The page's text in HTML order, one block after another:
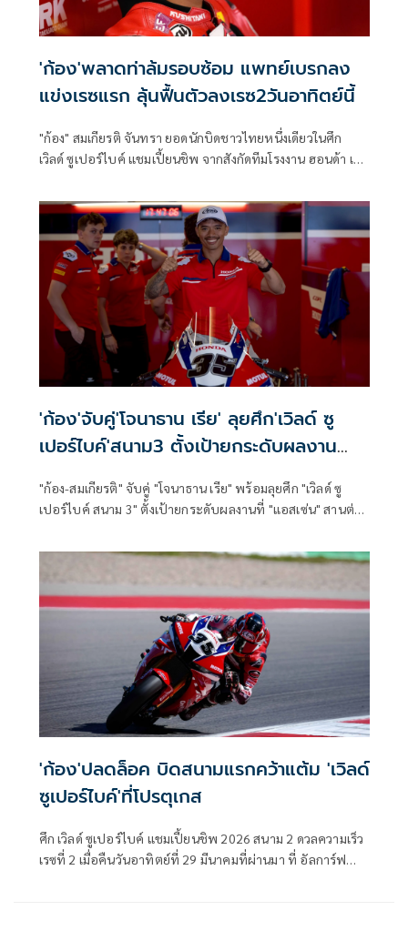
'ก้อง'พลาดท่าล้มรอบซ้อม แพทย์เบรกลง
แข่งเรซแรก ลุ้นฟื้นตัวลงเรซ2วันอาทิตย์นี้
"ก้อง" สมเกียรติ จันทรา ยอดนักบิดชาวไทยหนึ่งเดียวในศึก
เวิลด์ ซูเปอร์ไบค์ แชมเปี้ยนชิพ จากสังกัดทีมโรงงาน ฮอนด้า เอ
มีมติให้ถอนตัวจากการแข่งขันเรซแรกในวันเสาร์ เพื่อรักษา
อาการบาดเจ็บ เตรียมลุ้นคัมแบ็กในวันอาทิตย์นี้ที่ ทีที เซอร์กิต
แอสเซ่น ประเทศเนเธอร์แลนด์
'ก้อง'จับคู่'โจนาธาน เรีย' ลุยศึก'เวิลด์ ซู
เปอร์ไบค์'สนาม3 ตั้งเป้ายกระดับผลงาน
"ก้อง-สมเกียรติ" จับคู่ "โจนาธาน เรีย" พร้อมลุยศึก "เวิลด์ ซู
เปอร์ไบค์ สนาม 3" ตั้งเป้ายกระดับผลงานที่ "แอสเซ่น" สานต่อ
'ก้อง'ปลดล็อค บิดสนามแรกคว้าแต้ม 'เวิลด์
ซูเปอร์ไบค์'ที่โปรตุเกส
ศึก เวิลด์ ซูเปอร์ไบค์ แชมเปี้ยนชิพ 2026 สนาม 2 ดวลความเร็ว
เรซที่ 2 เมื่อคืนวันอาทิตย์ที่ 29 มีนาคมที่ผ่านมา ที่ อัลการ์ฟ